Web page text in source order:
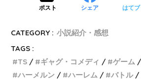
ポスト シェア はてブ
CATEGORY : 小説紹介・感想
TAGS :
TS
ギャグ・コメディ ゲーム
ハーメルン
ハーレム バトル